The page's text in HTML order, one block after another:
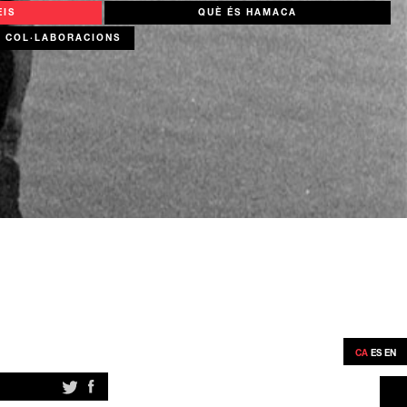
QUÈ ÉS HAMACA
COL·LABORACIONS
CA ES EN